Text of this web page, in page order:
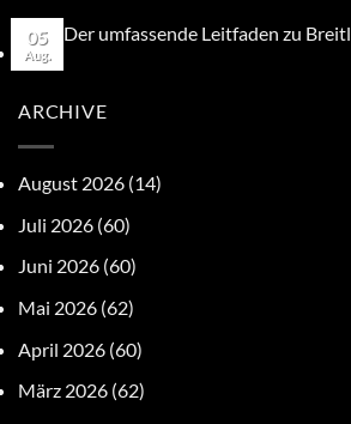
05
Aug.
Der umfassende Leitfaden zu
ARCHIVE
August 2026 (14)
Juli 2026 (60)
Juni 2026 (60)
Mai 2026 (62)
April 2026 (60)
März 2026 (62)